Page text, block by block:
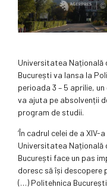
Universitatea Națională
București va lansa la
perioada 3 – 5 aprilie,
va ajuta pe absolvenții
program de studii.
‘În cadrul celei de a
Universitatea Națională
București face un pas
doresc să își descopere
(…) Politehnica